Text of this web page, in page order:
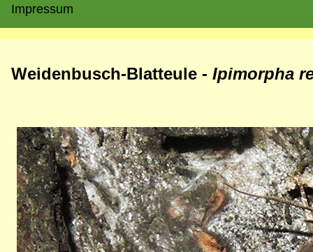
Impressum
Weidenbusch-Blatteule - Ipimorpha
Bild